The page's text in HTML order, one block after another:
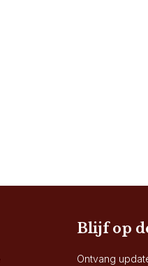
Blijf op
Ontvang